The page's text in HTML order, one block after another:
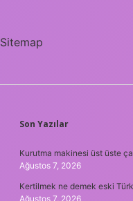
Sitemap
SIDEBAR
Son Yazılar
Kurutma makinesi üst üste
Ağustos 7, 2026
Kertilmek ne demek eski
Ağustos 7, 2026